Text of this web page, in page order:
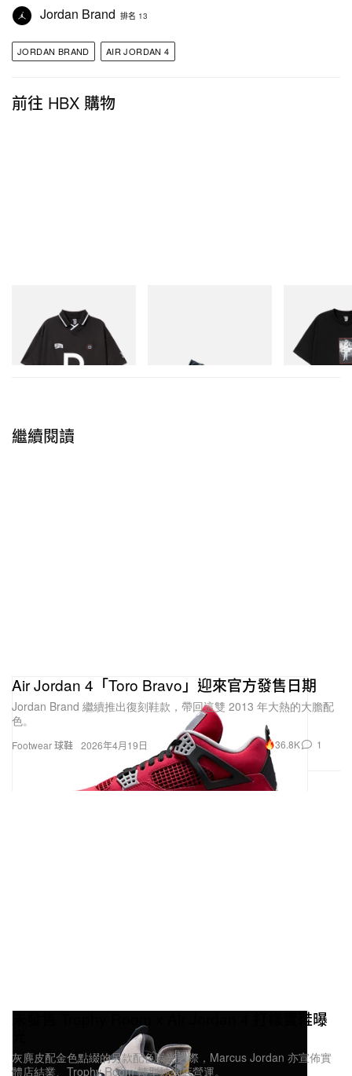
$215 美元，有興趣的讀者不妨多加留意。
相關報導：
>Nike SB x Nike Air Max 95 全新配色「Cactus
Flower」率先曝光
Jordan Brand 排名 13
JORDAN BRAND AIR JORDAN 4
前往 HBX 購物
Billionaire Boys Club X Initial
D Game Shirt
立即購入
BILLIONAIRE
INITIAL D
立即購入
繼續閱讀
Footwear 球鞋
Air Jordan 4「Toro Bravo」迎來官方發售日期
Jordan Brand 繼續推出復刻鞋款，帶回這雙 2013 年大熱的大膽配
色。
2026年4月19日 36.8K 1
未發售 Trophy Room x Air Jordan 4 打樣實鞋曝
灰麂皮配金色點綴的另款配色曝光之際，Marcus Jordan 亦宣佈實
體店結業、Trophy Room 轉型純網店營運。